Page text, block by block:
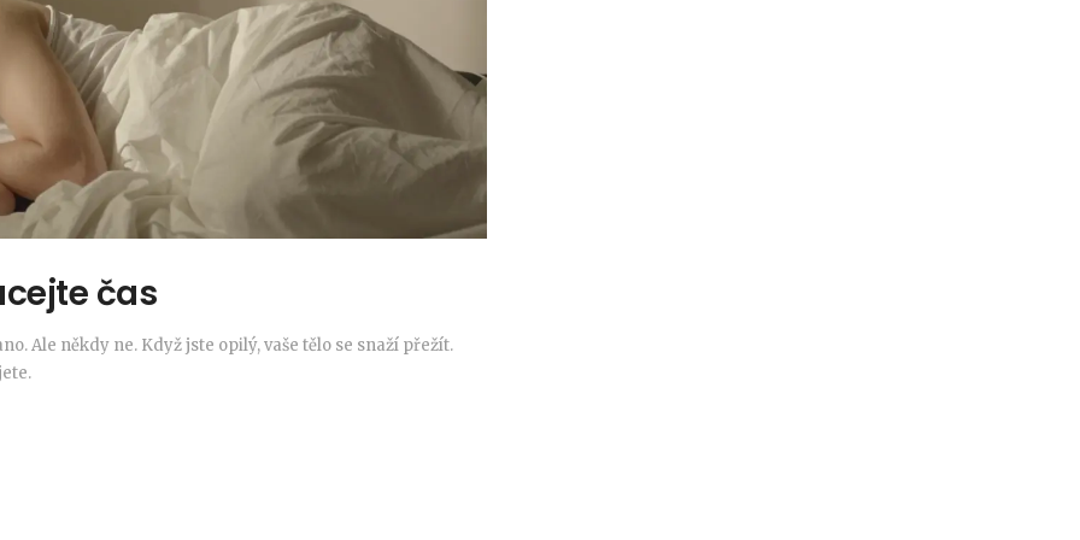
čas
Ale někdy ne. Když jste opilý, vaše tělo se snaží přežít.